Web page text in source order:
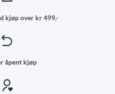
kjøp over kr 499,-
åpent kjøp